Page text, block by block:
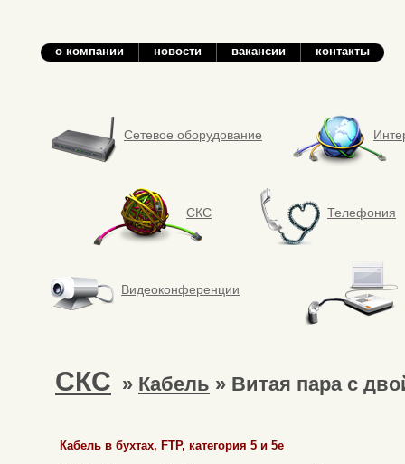
о компании новости вакансии контакты
Сетевое оборудование
СКС Телефония
Видеоконференции
СКС » Кабель » Витая пара с
Кабель в бухтах, FTP, категория 5 и 5e